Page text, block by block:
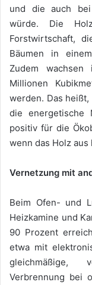
und die auch
würde. Die
Forstwirtschaft,
Bäumen in
Zudem
Millionen
werden. Das
die energetische
positiv für die
wenn das Holz aus
Vernetzung mit
Beim Ofen- und
Heizkamine und
90 Prozent
etwa mit
gleichmäßige,
Verbrennung bei